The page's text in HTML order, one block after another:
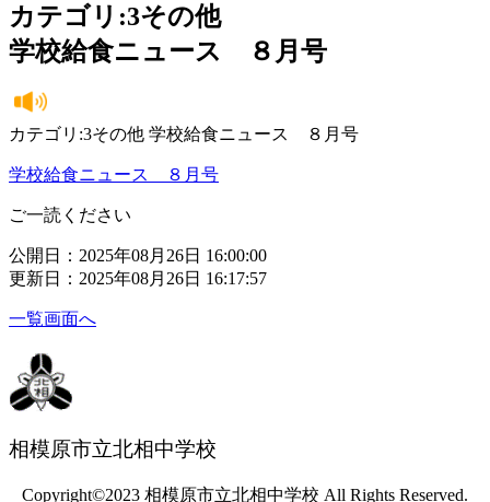
カテゴリ:3その他
学校給食ニュース ８月号
カテゴリ:3その他 学校給食ニュース ８月号
学校給食ニュース ８月号
ご一読ください
公開日：2025年08月26日 16:00:00
更新日：2025年08月26日 16:17:57
一覧画面へ
相模原市立北相中学校
Copyright©2023 相模原市立北相中学校 All Rights Reserved.